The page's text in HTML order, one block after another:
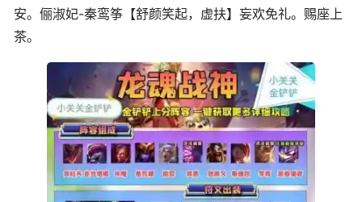
安。俪淑妃-秦鸾筝【舒颜笑起，虚扶】妄欢免礼。赐座上
茶。